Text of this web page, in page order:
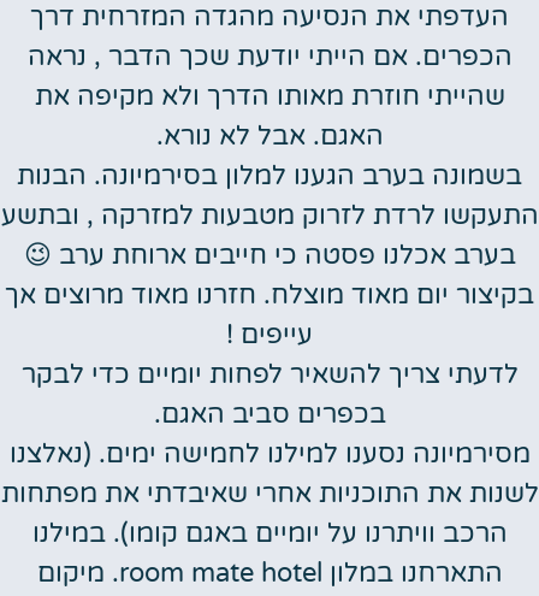
העדפתי את הנסיעה מהגדה המזרחית דרך
הכפרים. אם הייתי יודעת שכך הדבר , נראה
שהייתי חוזרת מאותו הדרך ולא מקיפה את
האגם. אבל לא נורא.
בשמונה בערב הגענו למלון בסירמיונה. הבנות
התעקשו לרדת לזרוק מטבעות למזרקה , ובתשע
בערב אכלנו פסטה כי חייבים ארוחת ערב 😉
בקיצור יום מאוד מוצלח. חזרנו מאוד מרוצים אך
עייפים !
לדעתי צריך להשאיר לפחות יומיים כדי לבקר
בכפרים סביב האגם.
מסירמיונה נסענו למילנו לחמישה ימים. (נאלצנו
לשנות את התוכניות אחרי שאיבדתי את מפתחות
הרכב וויתרנו על יומיים באגם קומו). במילנו
התארחנו במלון room mate hotel. מיקום